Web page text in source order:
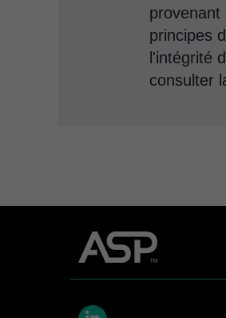
provenant
principes
l'intégrité
consulter